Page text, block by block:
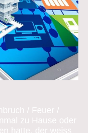
/ Feuer /
zu Hause oder
hatte, der weiss